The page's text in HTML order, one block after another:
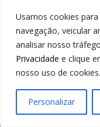
Usamos cookies
navegação, veicular
analisar nosso
Privacidade e clique
nosso uso de cookies.
Personalizar
19
97412-5359
COMO CHEGAR
Loja 1A99 –